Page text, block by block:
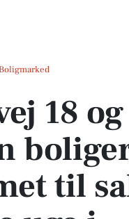
1 anden boliger er kommet til
18 og
til